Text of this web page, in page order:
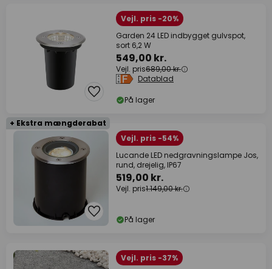
Vejl. pris -20%
Garden 24 LED indbygget gulvspot,
sort 6,2 W
549,00 kr.
Vejl. pris689,00 kr.
Datablad
På lager
+ Ekstra mængderabat
Vejl. pris -54%
Lucande LED nedgravningslampe Jos,
rund, drejelig, IP67
519,00 kr.
Vejl. pris1.149,00 kr.
På lager
Vejl. pris -37%